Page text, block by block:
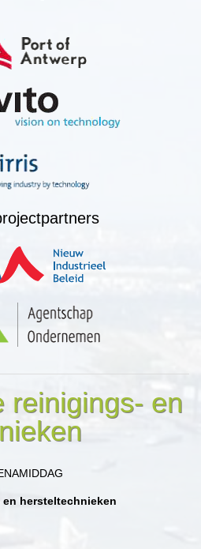
reinigings- en
hersteltechnieken